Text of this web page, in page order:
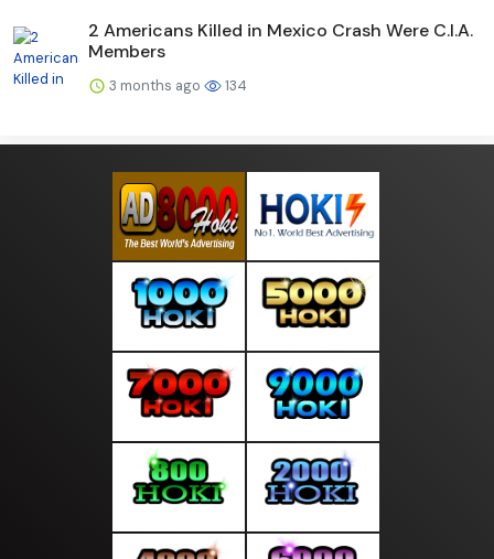
2 Americans Killed in Mexico Crash Were C.I.A.
Members
3 months ago 134